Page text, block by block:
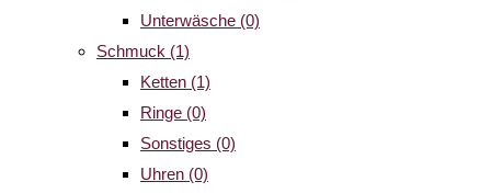
Unterwäsche (0)
Schmuck (1)
Ketten (1)
Ringe (0)
Sonstiges (0)
Uhren (0)